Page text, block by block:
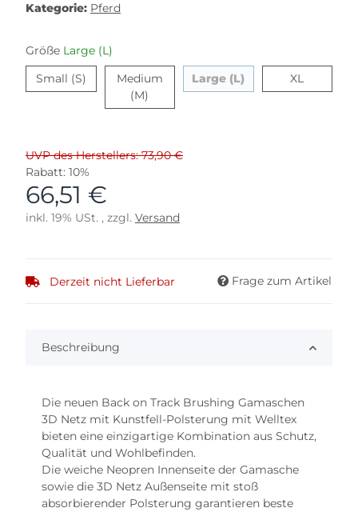
Kategorie: Pferd
Größe Large (L)
Small (S) Small (S)Medium
(M) Medium (M)
Large (L)Large (L)XL
UVP des Herstellers: 73,90 €
Rabatt: 10%
66,51 €
inkl. 19% USt. , zzgl. Versand
Derzeit nicht Lieferbar Frage zum Artikel
Beschreibung
Die neuen Back on Track Brushing Gamaschen
3D Netz mit Kunstfell-Polsterung mit Welltex
bieten eine einzigartige Kombination aus Schutz,
Qualität und Wohlbefinden.
Die weiche Neopren Innenseite der Gamasche
sowie die 3D Netz Außenseite mit stoß
absorbierender Polsterung garantieren beste